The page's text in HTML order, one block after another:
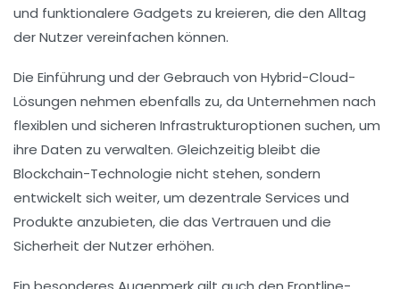
und funktionalere Gadgets zu kreieren, die den Alltag
der Nutzer vereinfachen können.
Die Einführung und der Gebrauch von Hybrid-Cloud-
Lösungen nehmen ebenfalls zu, da Unternehmen nach
flexiblen und sicheren Infrastrukturoptionen suchen, um
ihre Daten zu verwalten. Gleichzeitig bleibt die
Blockchain-Technologie nicht stehen, sondern
entwickelt sich weiter, um dezentrale Services und
Produkte anzubieten, die das Vertrauen und die
Sicherheit der Nutzer erhöhen.